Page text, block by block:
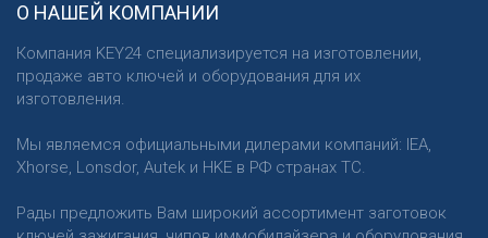
О НАШЕЙ КОМПАНИИ
Компания KEY24 специализируется на изготовлении,
продаже авто ключей и оборудования для их
изготовления.
Мы являемся официальными дилерами компаний: IEA,
Xhorse, Lonsdor, Autek и HKE в РФ странах ТС.
Рады предложить Вам широкий ассортимент заготовок